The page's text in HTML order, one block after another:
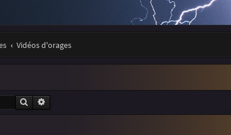
Vidéos d'orages
Rechercher